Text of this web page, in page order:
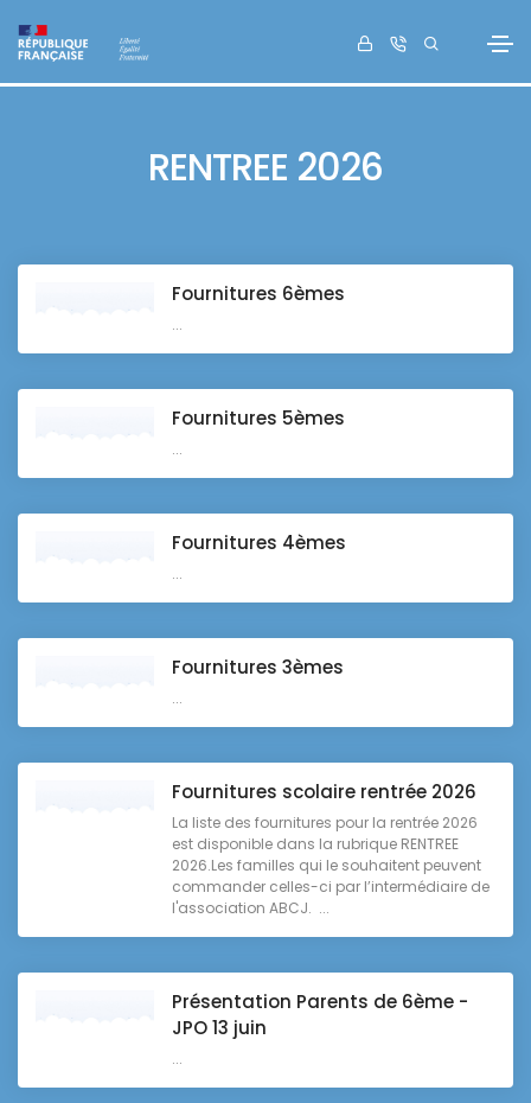
RENTREE 2026
Fournitures 6èmes
...
Fournitures 5èmes
...
Fournitures 4èmes
...
Fournitures 3èmes
...
Fournitures scolaire rentrée 2026
La liste des fournitures pour la rentrée 2026
est disponible dans la rubrique RENTREE
2026.Les familles qui le souhaitent peuvent
commander celles-ci par l’intermédiaire de
l'association ABCJ. ...
Présentation Parents de 6ème -
JPO 13 juin
...